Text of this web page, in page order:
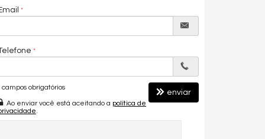
campos obrigatórios
Ao enviar você está aceitando a política de
enviar